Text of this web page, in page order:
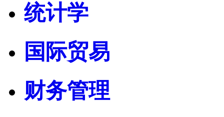
统计学
国际贸易
财务管理